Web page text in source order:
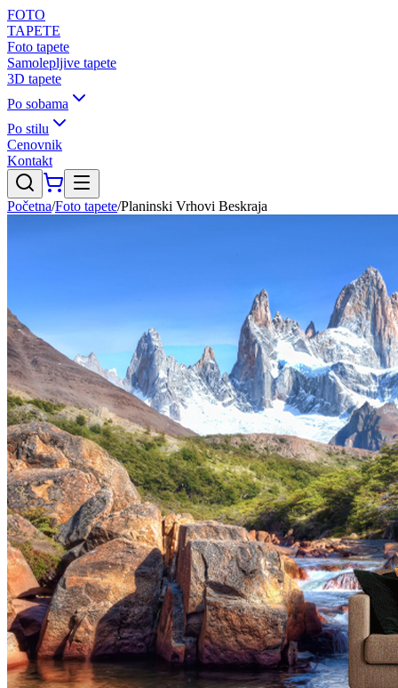
FOTO
TAPETE
Foto tapete
Samolepljive tapete
3D tapete
Po sobama
Po stilu
Cenovnik
Kontakt
Početna/Foto tapete/Planinski Vrhovi Beskraja